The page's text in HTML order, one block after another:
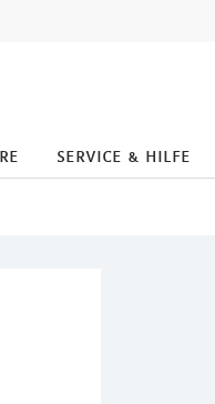
service & hilfe